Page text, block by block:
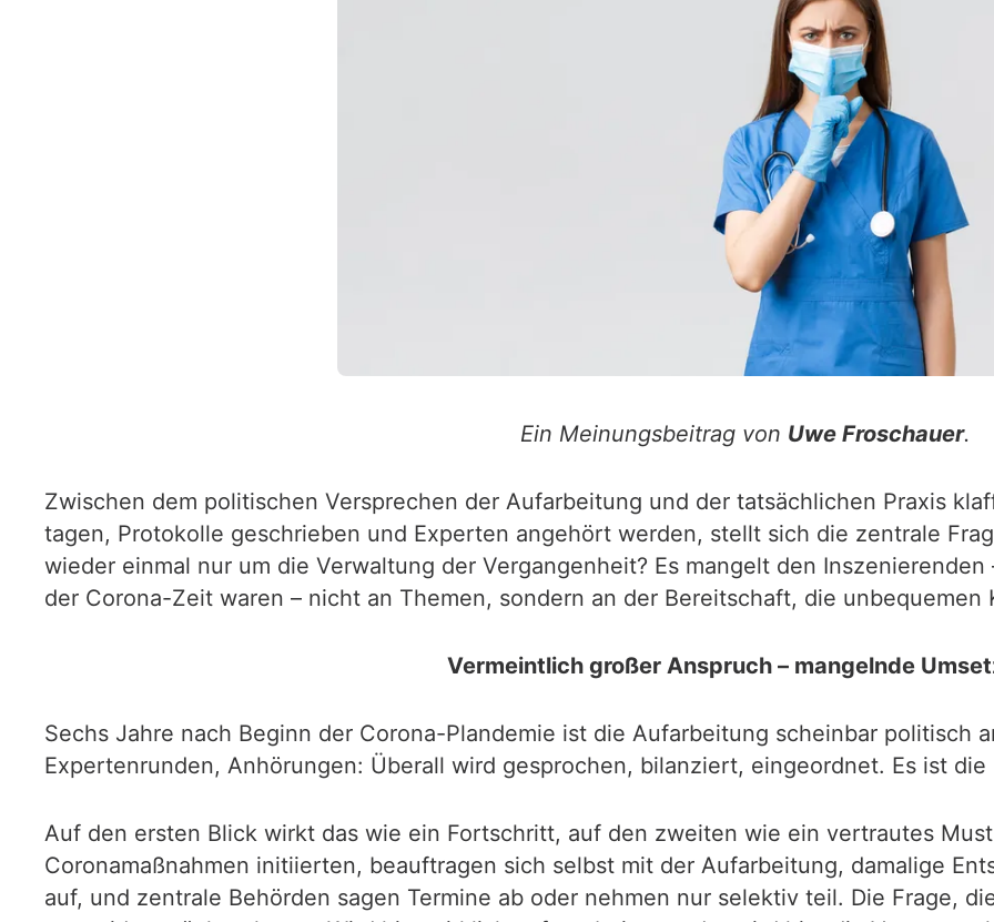
Ein Meinungsbeitrag von Uwe Froschauer.
Zwischen dem politischen Versprechen der Aufarbeitung und der tatsächlichen Praxis
tagen, Protokolle geschrieben und Experten angehört werden, stellt sich die zentrale
wieder einmal nur um die Verwaltung der Vergangenheit? Es mangelt den
der Corona-Zeit waren – nicht an Themen, sondern an der Bereitschaft, die unbequemen
Vermeintlich großer Anspruch – mangelnde
Sechs Jahre nach Beginn der Corona-Plandemie ist die Aufarbeitung scheinbar politisch
Expertenrunden, Anhörungen: Überall wird gesprochen, bilanziert, eingeordnet. Es ist
Auf den ersten Blick wirkt das wie ein Fortschritt, auf den zweiten wie ein vertrautes
Coronamaßnahmen initiierten, beauftragen sich selbst mit der Aufarbeitung, damalige
auf, und zentrale Behörden sagen Termine ab oder nehmen nur selektiv teil. Die Frage,